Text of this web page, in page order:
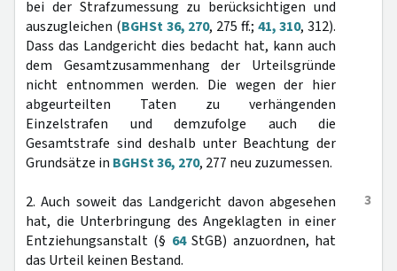
bei der Strafzumessung zu berücksichtigen und
auszugleichen (BGHSt 36, 270, 275 ff.; 41, 310, 312).
Dass das Landgericht dies bedacht hat, kann auch
dem Gesamtzusammenhang der Urteilsgründe
nicht entnommen werden. Die wegen der hier
abgeurteilten Taten zu verhängenden
Einzelstrafen und demzufolge auch die
Gesamtstrafe sind deshalb unter Beachtung der
Grundsätze in BGHSt 36, 270, 277 neu zuzumessen.
3
2. Auch soweit das Landgericht davon abgesehen
hat, die Unterbringung des Angeklagten in einer
Entziehungsanstalt (§ 64StGB) anzuordnen, hat
das Urteil keinen Bestand.